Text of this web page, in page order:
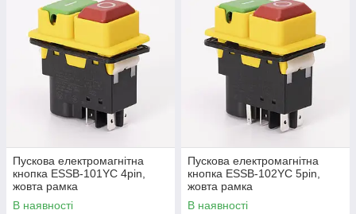
Пускова електромагнітна
кнопка ESSB-101YC 4pin,
жовта рамка
В наявності
Пускова електромагнітна
кнопка ESSB-102YC 5pin,
жовта рамка
В наявності